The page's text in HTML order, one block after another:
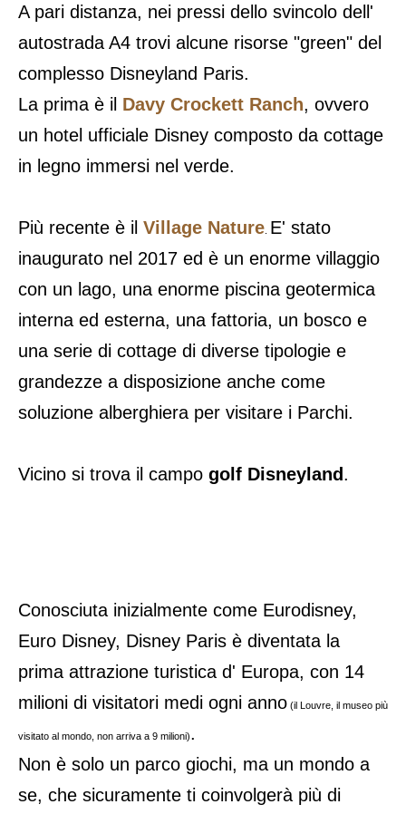
A pari distanza, nei pressi dello svincolo dell'
autostrada A4 trovi alcune risorse "green" del
complesso Disneyland Paris.
La prima è il Davy Crockett Ranch, ovvero
un hotel ufficiale Disney composto da cottage
in legno immersi nel verde.
Più recente è il Village Nature E' stato
inaugurato nel 2017 ed è un enorme villaggio
con un lago, una enorme piscina geotermica
interna ed esterna, una fattoria, un bosco e
una serie di cottage di diverse tipologie e
grandezze a disposizione anche come
soluzione alberghiera per visitare i Parchi.
Vicino si trova il campo golf Disneyland.
Conosciuta inizialmente come Eurodisney,
Euro Disney, Disney Paris è diventata la
prima attrazione turistica d' Europa, con 14
milioni di visitatori medi ogni anno (il Louvre, il museo più
visitato al mondo, non arriva a 9 milioni).
Non è solo un parco giochi, ma un mondo a
se, che sicuramente ti coinvolgerà più di